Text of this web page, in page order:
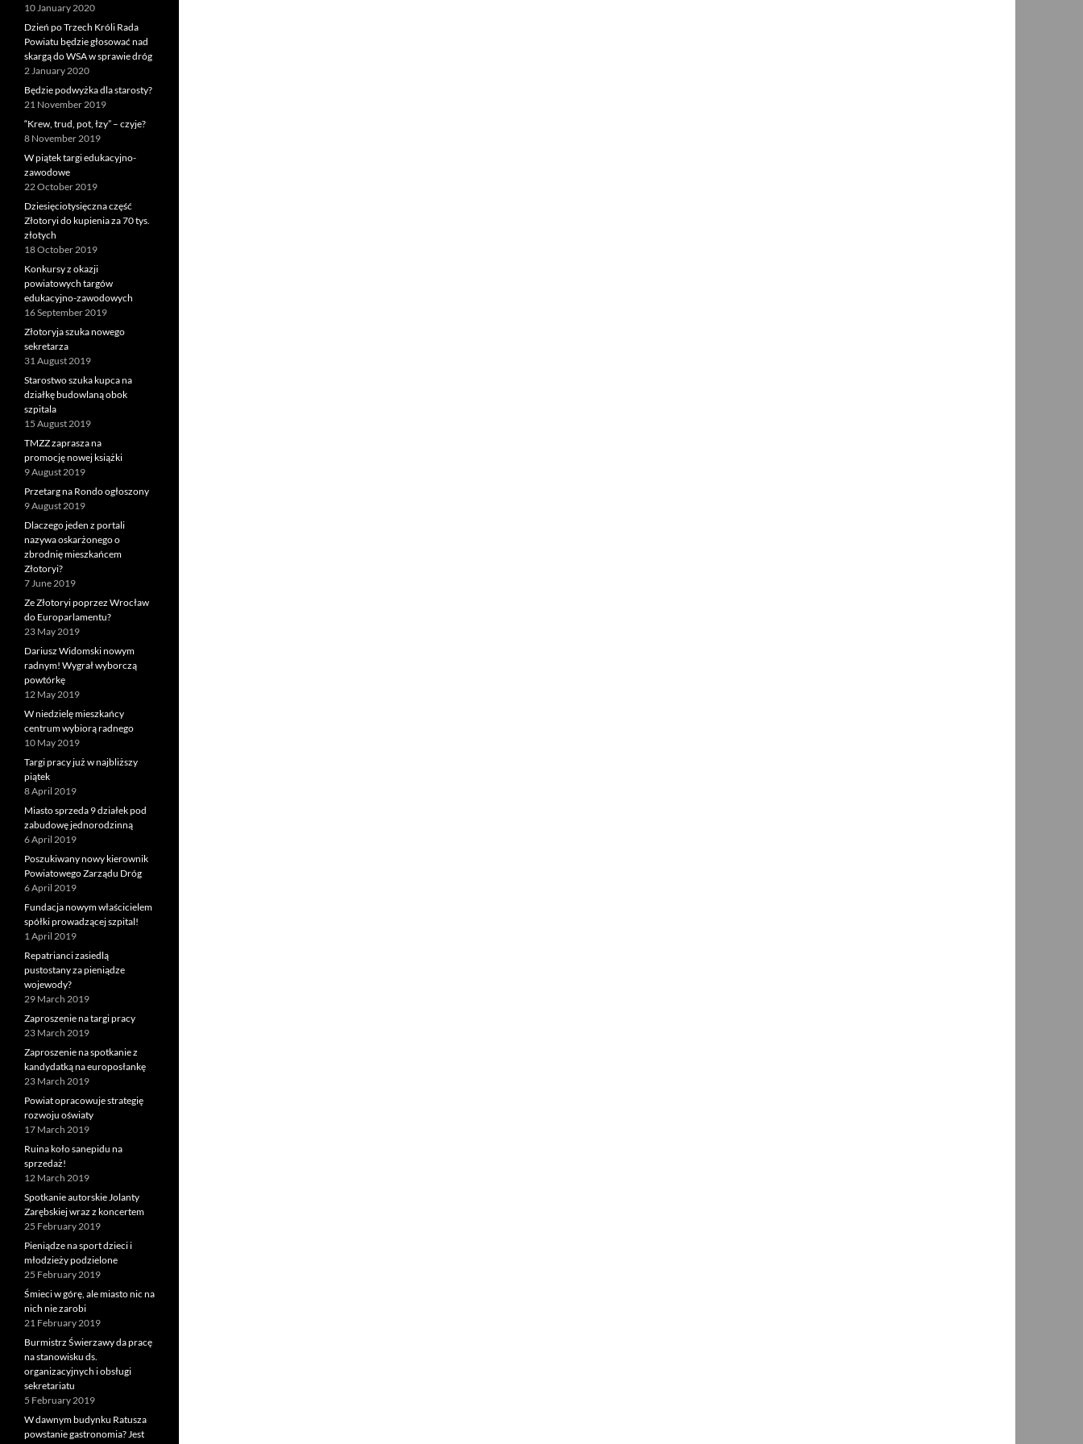
10 January 2020
Dzień po Trzech Króli Rada
Powiatu będzie głosować nad
skargą do WSA w sprawie dróg
2 January 2020
Będzie podwyżka dla starosty?
21 November 2019
“Krew, trud, pot, łzy” – czyje?
8 November 2019
W piątek targi edukacyjno-
zawodowe
22 October 2019
Dziesięciotysięczna część
Złotoryi do kupienia za 70 tys.
złotych
18 October 2019
Konkursy z okazji
powiatowych targów
edukacyjno-zawodowych
16 September 2019
Złotoryja szuka nowego
sekretarza
31 August 2019
Starostwo szuka kupca na
działkę budowlaną obok
szpitala
15 August 2019
TMZZ zaprasza na
promocję nowej książki
9 August 2019
Przetarg na Rondo ogłoszony
9 August 2019
Dlaczego jeden z portali
nazywa oskarżonego o
zbrodnię mieszkańcem
Złotoryi?
7 June 2019
Ze Złotoryi poprzez Wrocław
do Europarlamentu?
23 May 2019
Dariusz Widomski nowym
radnym! Wygrał wyborczą
powtórkę
12 May 2019
W niedzielę mieszkańcy
centrum wybiorą radnego
10 May 2019
Targi pracy już w najbliższy
piątek
8 April 2019
Miasto sprzeda 9 działek pod
zabudowę jednorodzinną
6 April 2019
Poszukiwany nowy kierownik
Powiatowego Zarządu Dróg
6 April 2019
Fundacja nowym właścicielem
spółki prowadzącej szpital!
1 April 2019
Repatrianci zasiedlą
pustostany za pieniądze
wojewody?
29 March 2019
Zaproszenie na targi pracy
23 March 2019
Zaproszenie na spotkanie z
kandydatką na europosłankę
23 March 2019
Powiat opracowuje strategię
rozwoju oświaty
17 March 2019
Ruina koło sanepidu na
sprzedaż!
12 March 2019
Spotkanie autorskie Jolanty
Zarębskiej wraz z koncertem
25 February 2019
Pieniądze na sport dzieci i
młodzieży podzielone
25 February 2019
Śmieci w górę, ale miasto nic na
nich nie zarobi
21 February 2019
Burmistrz Świerzawy da pracę
na stanowisku ds.
organizacyjnych i obsługi
sekretariatu
5 February 2019
W dawnym budynku Ratusza
powstanie gastronomia? Jest